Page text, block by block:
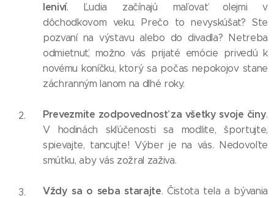
leniví. Ľudia začínajú maľovať olejmi v
dôchodkovom veku. Prečo to nevyskúšať? Ste
pozvaní na výstavu alebo do divadla? Netreba
odmietnuť, možno vás prijaté emócie privedú k
novému koníčku, ktorý sa počas nepokojov stane
záchranným lanom na dlhé roky.
Prevezmite zodpovednosť za všetky svoje činy.
V hodinách skľúčenosti sa modlite, športujte,
spievajte, tancujte! Výber je na vás. Nedovoľte
smútku, aby vás zožral zaživa.
Vždy sa o seba starajte. Čistota tela a bývania